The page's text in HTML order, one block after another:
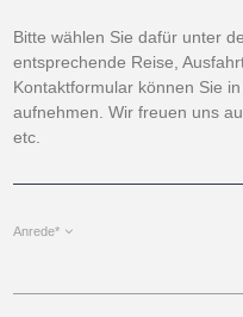
Bitte wählen Sie dafür unter
entsprechende Reise,
Kontaktformular können Sie
aufnehmen. Wir freuen uns
etc.
Anrede*